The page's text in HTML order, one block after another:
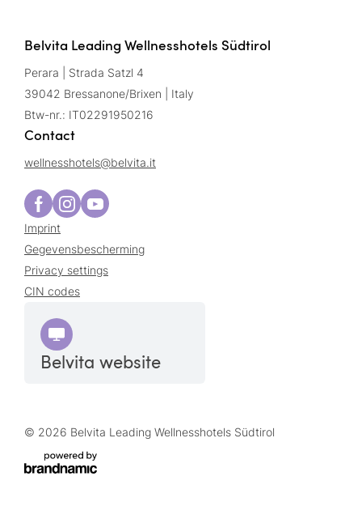
Belvita Leading Wellnesshotels Südtirol
Perara | Strada Satzl 4
39042 Bressanone/Brixen | Italy
Btw-nr.: IT02291950216
Contact
wellnesshotels@belvita.it
Imprint
Gegevensbescherming
Privacy settings
CIN codes
Belvita website
© 2026 Belvita Leading Wellnesshotels Südtirol